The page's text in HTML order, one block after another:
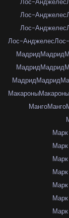
Лос-Анджелес
Лос-Анджелес
Лос-Анджелес
Лос-Анджелес
МадридМадрид
МадридМадрид
МадридМадрид
МакароныМакароны
МангоМанго